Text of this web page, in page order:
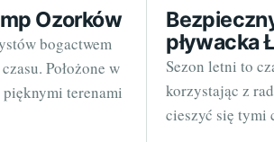
Ozorków
bogactwem
Położone w
terenami
pływacka
Sezon letni to
korzystając z
cieszyć się